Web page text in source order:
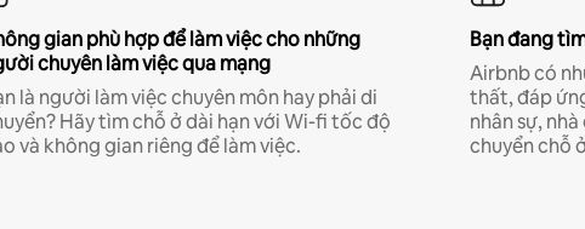
gian phù hợp để làm việc cho những
chuyên làm việc qua mạng
là người làm việc chuyên môn hay phải di
Hãy tìm chỗ ở dài hạn với Wi-fi tốc độ
và không gian riêng để làm việc.
Bạn đang
Airbnb có
thất, đáp
nhân sự,
chuyển chỗ